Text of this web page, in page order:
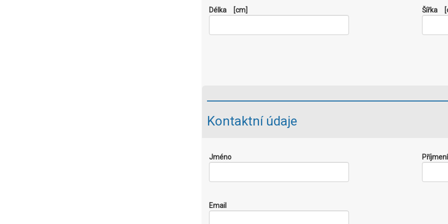
Délka [cm] Šířka
Kontaktní údaje
Jméno Příjmení
Email